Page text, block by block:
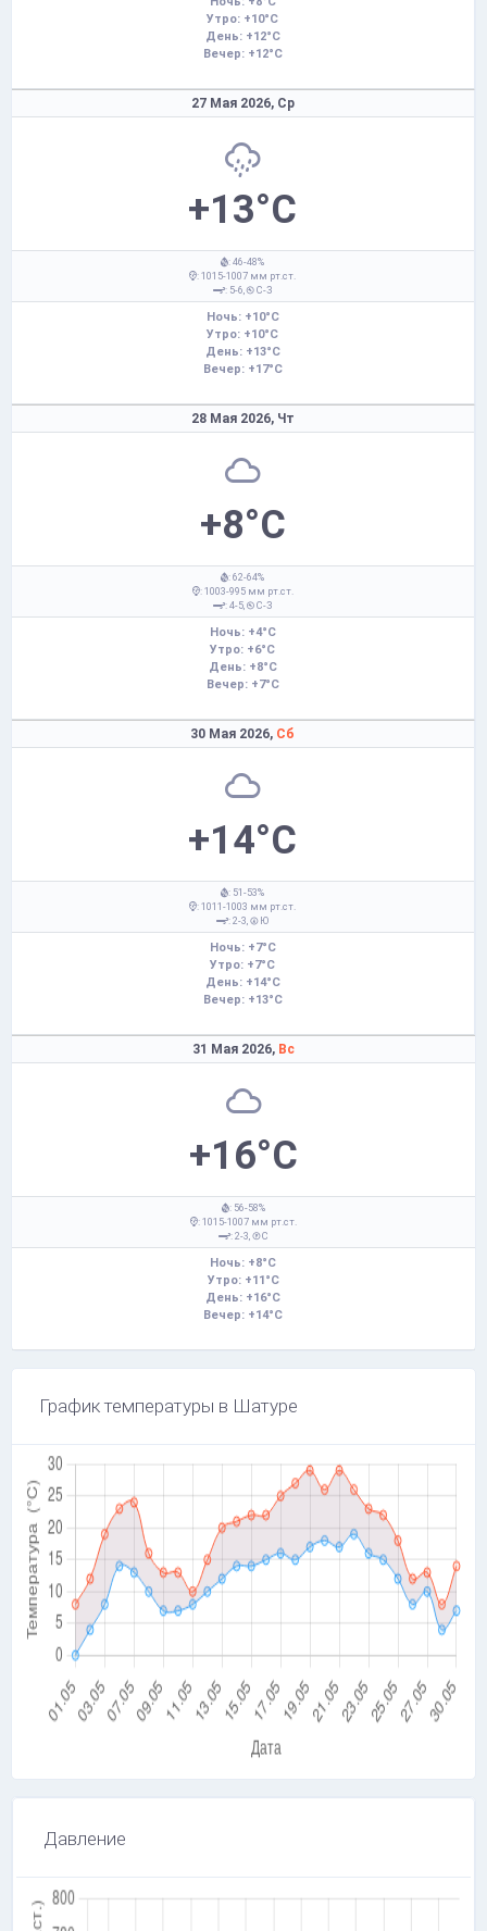
Утро: +10°C
День: +12°C
Вечер: +12°C
27 Мая 2026, Ср
+13°C
: 46-48%
: 1015-1007 мм рт.ст.
: 5-6,
С-З
Ночь: +10°C
Утро: +10°C
День: +13°C
Вечер: +17°C
28 Мая 2026, Чт
+8°C
: 62-64%
: 1003-995 мм рт.ст.
: 4-5,
С-З
Ночь: +4°C
Утро: +6°C
День: +8°C
Вечер: +7°C
30 Мая 2026, Сб
+14°C
: 51-53%
: 1011-1003 мм рт.ст.
: 2-3,
Ю
Ночь: +7°C
Утро: +7°C
День: +14°C
Вечер: +13°C
31 Мая 2026, Вс
+16°C
: 56-58%
: 1015-1007 мм рт.ст.
: 2-3,
С
Ночь: +8°C
Утро: +11°C
День: +16°C
Вечер: +14°C
График температуры в Шатуре
Давление